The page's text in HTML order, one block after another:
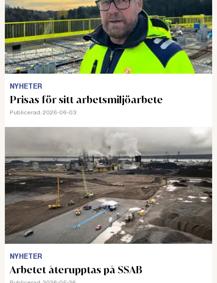
NYHETER
Prisas för sitt arbetsmiljöarbete
Publicerad: 2026-06-03
NYHETER
Arbetet återupptas på SSAB